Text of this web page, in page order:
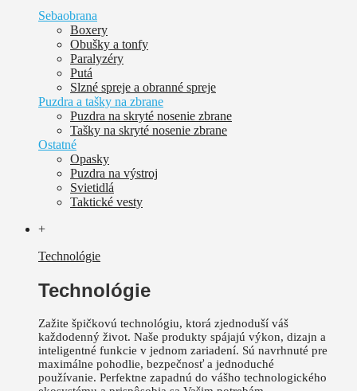
Sebaobrana
Boxery
Obušky a tonfy
Paralyzéry
Putá
Slzné spreje a obranné spreje
Puzdra a tašky na zbrane
Puzdra na skryté nosenie zbrane
Tašky na skryté nosenie zbrane
Ostatné
Opasky
Puzdra na výstroj
Svietidlá
Taktické vesty
+
Technológie
Technológie
Zažite špičkovú technológiu, ktorá zjednoduší váš
každodenný život. Naše produkty spájajú výkon, dizajn a
inteligentné funkcie v jednom zariadení. Sú navrhnuté pre
maximálne pohodlie, bezpečnosť a jednoduché
používanie. Perfektne zapadnú do vášho technologického